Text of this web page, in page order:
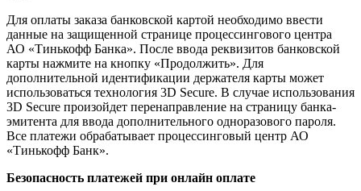
Для оплаты заказа банковской картой необходимо ввести
данные на защищенной странице процессингового центра
АО «Тинькофф Банка». После ввода реквизитов банковской
карты нажмите на кнопку «Продолжить». Для
дополнительной идентификации держателя карты может
использоваться технология 3D Secure. В случае использования
3D Secure произойдет перенаправление на страницу банка-
эмитента для ввода дополнительного одноразового пароля.
Все платежи обрабатывает процессинговый центр АО
«Тинькофф Банк».
Безопасность платежей при онлайн оплате